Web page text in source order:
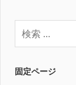
固定ページ